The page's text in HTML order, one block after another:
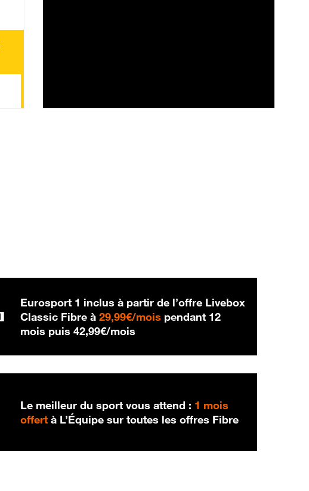
Eurosport 1 inclus à partir de l’offre Livebox
Classic Fibre à29,99€/mois 29,99 € par mois
pendant 12
mois puis42,99€/mois
Le meilleur du sport vous attend : 1 mois
offert à L’Équipe sur toutes les offres Fibre